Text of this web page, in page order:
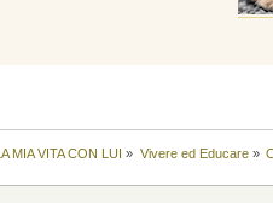
LA MIA VITA CON LUI » Vivere ed Educare»